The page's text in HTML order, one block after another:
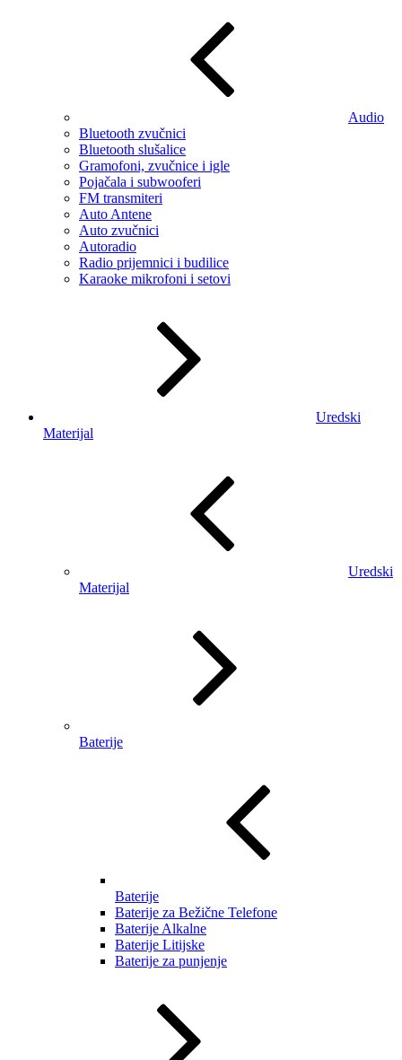
Audio
Bluetooth zvučnici
Bluetooth slušalice
Gramofoni, zvučnice i igle
Pojačala i subwooferi
FM transmiteri
Auto Antene
Auto zvučnici
Autoradio
Radio prijemnici i budilice
Karaoke mikrofoni i setovi
Uredski
Materijal
Uredski
Materijal
Baterije
Baterije
Baterije za Bežične Telefone
Baterije Alkalne
Baterije Litijske
Baterije za punjenje